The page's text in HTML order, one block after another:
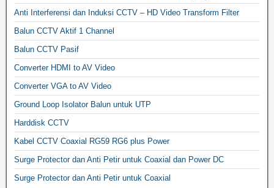
Anti Interferensi dan Induksi CCTV – HD Video Transform Filter
Balun CCTV Aktif 1 Channel
Balun CCTV Pasif
Converter HDMI to AV Video
Converter VGA to AV Video
Ground Loop Isolator Balun untuk UTP
Harddisk CCTV
Kabel CCTV Coaxial RG59 RG6 plus Power
Surge Protector dan Anti Petir untuk Coaxial dan Power DC
Surge Protector dan Anti Petir untuk Coaxial